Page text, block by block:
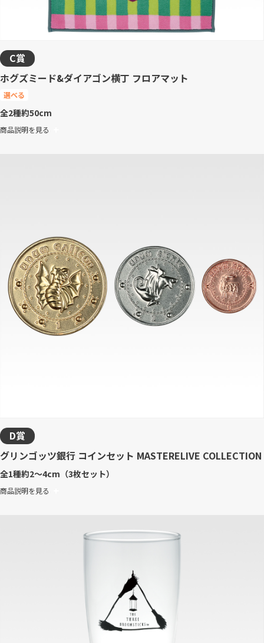
C賞
ホグズミード&ダイアゴン横丁 フロアマット
選べる
全2種約50cm
商品説明を見る
D賞
グリンゴッツ銀行 コインセット MASTERELIVE COLLECTION
全1種約2～4cm（3枚セット）
商品説明を見る